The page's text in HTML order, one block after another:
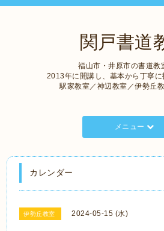
関戸書道
福山市・井原市の書道教
2013年に開講し、基本から丁寧に
駅家教室／神辺教室／伊勢丘
メニュー
カレンダー
伊勢丘教室 2024-05-15 (水)